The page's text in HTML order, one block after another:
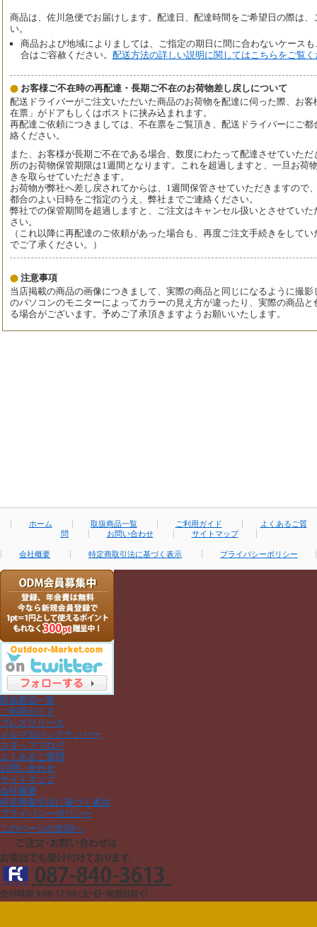
商品は、佐川急便でお届けします。配達日、配達時間をご希望日の際は
い。
商品および地域によりましては、ご指定の期日に間に合わないケース
合はご容赦ください。 配送方法の詳しい説明に関してはこちらをご覧く
お客様ご不在時の再配達・長期ご不在のお荷物差し戻しについて
配送ドライバーがご注文いただいた商品のお荷物を配達に伺った際、お
在票」がドアもしくはポストに挟み込まれます。
再配達ご依頼につきましては、不在票をご覧頂き、配送ドライバーにご
絡ください。
また、お客様が長期ご不在である場合、数度にわたって配達させていた
所のお荷物保管期限は1週間となります。これを超過しますと、一旦お荷
きを取らせていただきます。
お荷物が弊社へ差し戻されてからは、1週間保管させていただきますので
都合のよい日時をご指定のうえ、弊社までご連絡ください。
弊社での保管期間を超過しますと、ご注文はキャンセル扱いとさせてい
さい。
（これ以降に再配達のご依頼があった場合も、再度ご注文手続きをして
でご了承ください。）
注意事項
当店掲載の商品の画像につきまして、実際の商品と同じになるように撮
のパソコンのモニターによってカラーの見え方が違ったり、実際の商品
る場合がございます。予めご了承頂きますようお願いいたします。
ホーム 取扱商品一覧 ご利用ガイド
よくあるご質
問
お問い合わせ サイトマップ
会社概要 特定商取引法に基づく表示 プライバシーポリシー
取扱商品一覧
ご利用ガイド
プレスリリース
メルマガバックナンバー
スタッフブログ
よくあるご質問
お問い合わせ
サイトマップ
会社概要
特定商取引法に基づく表示
プライバシーポリシー
このページの先頭へ